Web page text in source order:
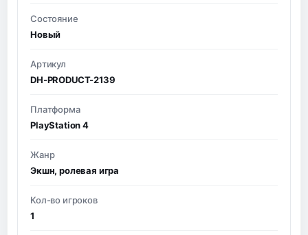
Состояние
Новый
Артикул
DH-PRODUCT-2139
Платформа
PlayStation 4
Жанр
Экшн, ролевая игра
Кол-во игроков
1